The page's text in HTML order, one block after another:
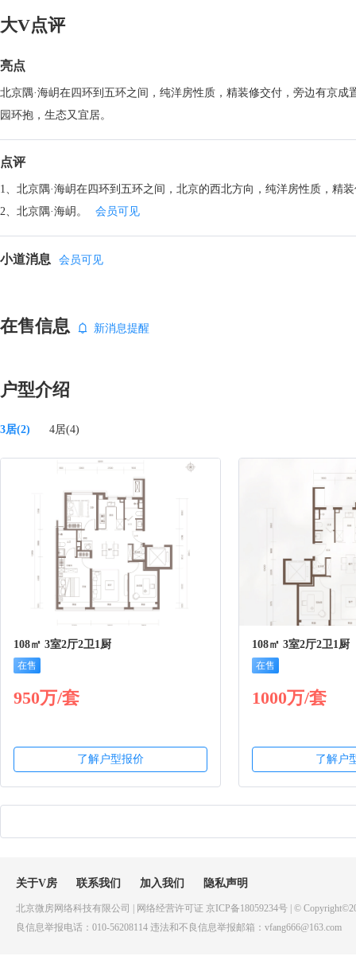
大V点评
亮点
北京隅·海岄在四环到五环之间，纯洋房性质，精装修交付，旁边有京
园环抱，生态又宜居。
点评
1、北京隅·海岄在四环到五环之间，北京的西北方向，纯洋房性质，精
2、北京隅·海岄。
会员可见
小道消息 会员可见
在售信息 新消息提醒
户型介绍
3居(2) 4居(4)
108㎡ 3室2厅2卫1厨
在售
950万/套
了解户型报价
108㎡ 3室2厅2卫1厨
在售
1000万/套
了解户
关于V房 联系我们 加入我们 隐私声明
北京微房网络科技有限公司 | 网络经营许可证 京ICP备18059234号 | ©
良信息举报电话：010-56208114 违法和不良信息举报邮箱：vfang666@163.com